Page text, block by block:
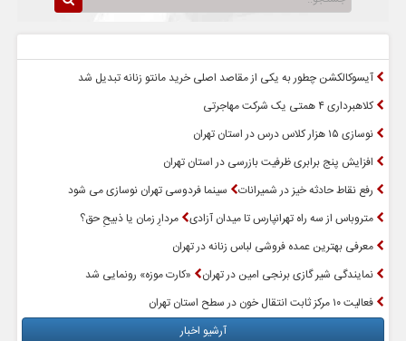
آیسوکالکشن چطور به یکی از مقاصد اصلی خرید مانتو زنانه تبدیل شد
کلاهبرداری ۴ همتی یک شرکت مهاجرتی
نوسازی ۱۵ هزار کلاس درس در استان تهران
افزایش پنج برابری ظرفیت بازرسی در استان تهران
رفع نقاط حادثه خیز در شمیرانات
سینما فردوسی تهران نوسازی می شود
متروباس از سه راه تهرانپارس تا میدان آزادی مردارِ زمان یا ذبیحِ حق؟
معرفی بهترین عمده فروشی لباس زنانه در تهران
نمایندگی شیر گازی برنجی امین در تهران
«کارت موزه» رونمایی شد
فعالیت ۱۰ مرکز ثابت انتقال خون در سطح استان تهران
آرشیو اخبار